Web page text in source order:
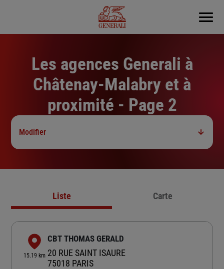
Menu
Les agences Generali à
Châtenay-Malabry et à
proximité - Page 2
Modifier
Liste Carte
15.19 km
CBT THOMAS GERALD
20 RUE SAINT ISAURE
75018 PARIS